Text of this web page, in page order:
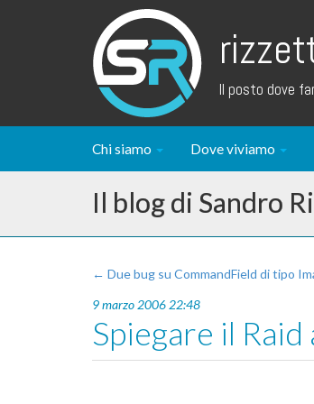
Il posto dove
Chi siamo Dove viviamo
Il blog di Sandro
← Due bug su CommandField di tipo
9 marzo 2006 22:48
Spiegare il